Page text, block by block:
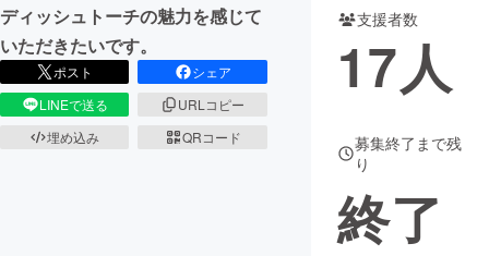
ディッシュトーチの魅力を感じて
いただきたいです。
ポスト
シェア
LINEで送る
URLコピー
埋め込み
QRコード
支援者数
17人
募集終了まで残
り
終了